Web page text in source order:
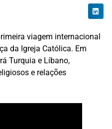
viagem internacional
da Igreja Católica. Em
Turquia e Líbano,
e relações